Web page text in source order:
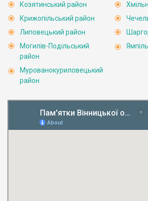
Козятинський район
Крижопільський район
Липовецький район
Могилів-Подільський
район
Мурованокуриловецький
район